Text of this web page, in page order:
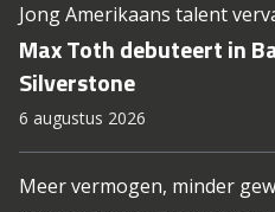
Jong Amerikaans talent
Max Toth debuteert in
Silverstone
6 augustus 2026
Meer vermogen, minder